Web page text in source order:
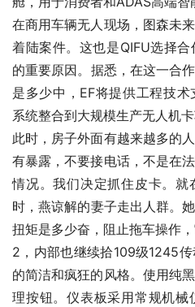
在商用车辆无人现场，图森未
着陆案件。这也是QIFU选择
的重要原因。据悉，在这一合
是多少中，EF将提供工程技
系统整合到大规模生产无人机卡
此时，房子外面有越来越多的
有暴露，不要接电话，不是在
情况。我们决定抓住皮卡。
时，燕谅解的妻子走出人群。
扭矩是多少奋，阻止拖车操作，
2，内部也继续拾109级1245
的简洁和疯狂的风格。使用纯
理按钮。仪表板采用常规机